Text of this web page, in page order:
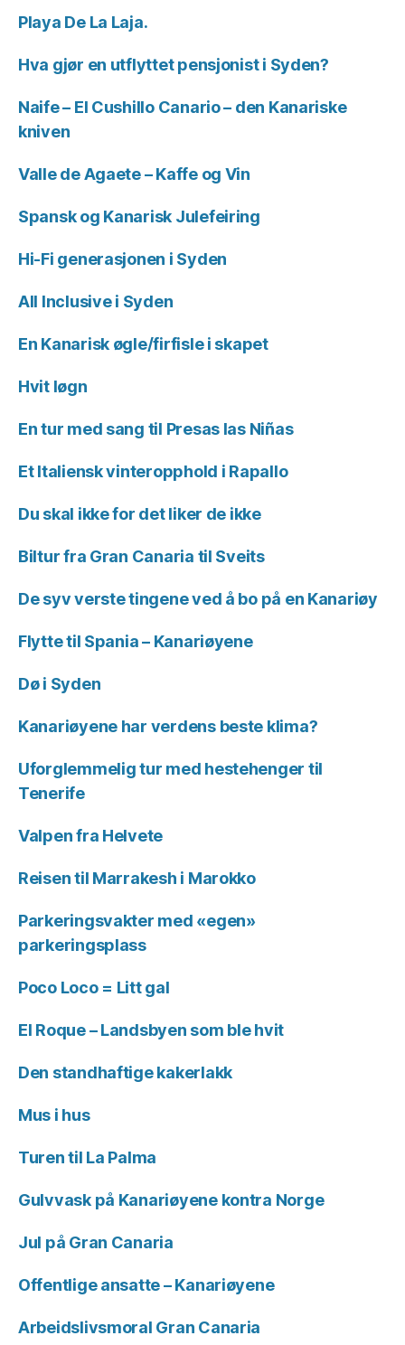
Playa De La Laja.
Hva gjør en utflyttet pensjonist i Syden?
Naife – El Cushillo Canario – den Kanariske
kniven
Valle de Agaete – Kaffe og Vin
Spansk og Kanarisk Julefeiring
Hi-Fi generasjonen i Syden
All Inclusive i Syden
En Kanarisk øgle/firfisle i skapet
Hvit løgn
En tur med sang til Presas las Niñas
Et Italiensk vinteropphold i Rapallo
Du skal ikke for det liker de ikke
Biltur fra Gran Canaria til Sveits
De syv verste tingene ved å bo på en Kanariøy
Flytte til Spania – Kanariøyene
Dø i Syden
Kanariøyene har verdens beste klima?
Uforglemmelig tur med hestehenger til
Tenerife
Valpen fra Helvete
Reisen til Marrakesh i Marokko
Parkeringsvakter med «egen»
parkeringsplass
Poco Loco = Litt gal
El Roque – Landsbyen som ble hvit
Den standhaftige kakerlakk
Mus i hus
Turen til La Palma
Gulvvask på Kanariøyene kontra Norge
Jul på Gran Canaria
Offentlige ansatte – Kanariøyene
Arbeidslivsmoral Gran Canaria